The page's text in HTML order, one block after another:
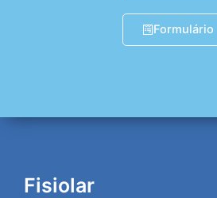
Formulário
Fisiolar